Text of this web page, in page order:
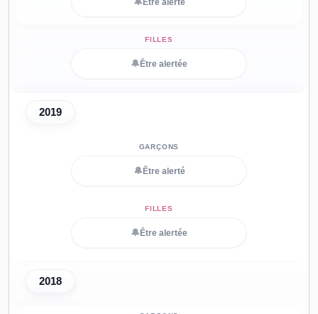
Être alerté
🔔 Être alertée
2019
🔔 Être alerté
🔔 Être alertée
2018